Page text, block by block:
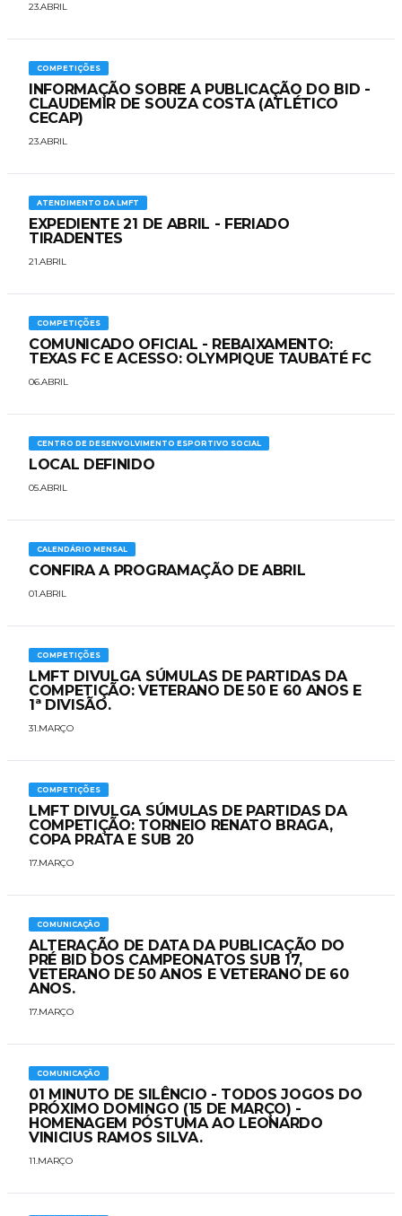
23.ABRIL
COMPETIÇÕES
INFORMAÇÃO SOBRE A PUBLICAÇÃO DO BID -
CLAUDEMIR DE SOUZA COSTA (ATLÉTICO
CECAP)
23.ABRIL
ATENDIMENTO DA LMFT
EXPEDIENTE 21 DE ABRIL - FERIADO
TIRADENTES
21.ABRIL
COMPETIÇÕES
COMUNICADO OFICIAL - REBAIXAMENTO:
TEXAS FC E ACESSO: OLYMPIQUE TAUBATÉ FC
06.ABRIL
CENTRO DE DESENVOLVIMENTO ESPORTIVO SOCIAL
LOCAL DEFINIDO
05.ABRIL
CALENDÁRIO MENSAL
CONFIRA A PROGRAMAÇÃO DE ABRIL
01.ABRIL
COMPETIÇÕES
LMFT DIVULGA SÚMULAS DE PARTIDAS DA
COMPETIÇÃO: VETERANO DE 50 E 60 ANOS E
1ª DIVISÃO.
31.MARÇO
COMPETIÇÕES
LMFT DIVULGA SÚMULAS DE PARTIDAS DA
COMPETIÇÃO: TORNEIO RENATO BRAGA,
COPA PRATA E SUB 20
17.MARÇO
COMUNICAÇÃO
ALTERAÇÃO DE DATA DA PUBLICAÇÃO DO
PRÉ BID DOS CAMPEONATOS SUB 17,
VETERANO DE 50 ANOS E VETERANO DE 60
ANOS.
17.MARÇO
COMUNICAÇÃO
01 MINUTO DE SILÊNCIO - TODOS JOGOS DO
PRÓXIMO DOMINGO (15 DE MARÇO) -
HOMENAGEM PÓSTUMA AO LEONARDO
VINICIUS RAMOS SILVA.
11.MARÇO